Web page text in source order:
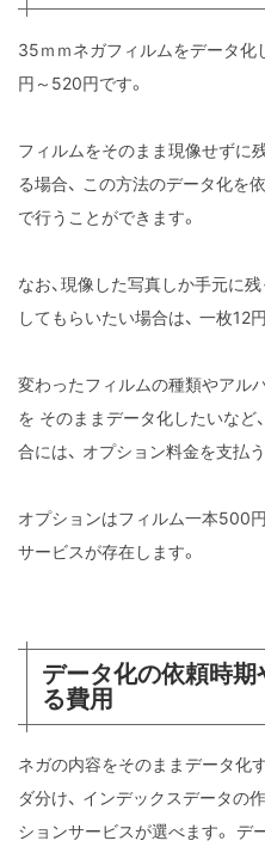
35ｍｍネガフィルムをデータ化
円～520円です。
フィルムをそのまま現像せずに
る場合、 この方法のデータ化を
で行うことができます。
なお、現像した写真しか手元に
してもらいたい場合は、 一枚12
変わったフィルムの種類やアル
を そのままデータ化したいなど
合には、 オプション料金を支払
オプションはフィルム一本500
サービスが存在します。
データ化の依頼時
る費用
ネガの内容をそのままデータ化
ダ分け、 インデックスデータの
ションサービスが選べます。 デ